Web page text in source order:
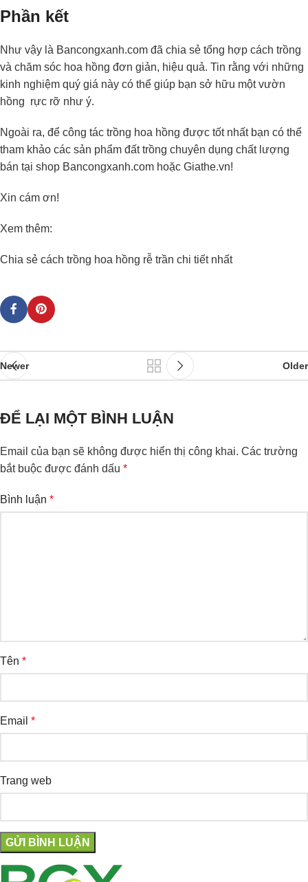
Phần kết
Như vậy là Bancongxanh.com đã chia sẻ tổng hợp cách trồng
và chăm sóc hoa hồng đơn giản, hiệu quả. Tin rằng với những
kinh nghiệm quý giá này có thể giúp bạn sở hữu một vườn
hồng rực rỡ như ý.
Ngoài ra, để công tác trồng hoa hồng được tốt nhất bạn có thể
tham khảo các sản phẩm đất trồng chuyên dụng chất lượng
bán tại shop Bancongxanh.com hoặc Giathe.vn!
Xin cám ơn!
Xem thêm:
Chia sẻ cách trồng hoa hồng rễ trần chi tiết nhất
Newer Older
ĐỂ LẠI MỘT BÌNH LUẬN
Email của bạn sẽ không được hiển thị công khai. Các trường
bắt buộc được đánh dấu *
Bình luận *
Tên *
Email *
Trang web